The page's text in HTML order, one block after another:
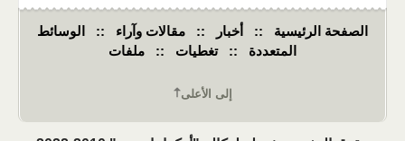
الصفحة الرئيسية :: أخبار :: مقالات وآراء ::
الوسائط
المتعددة
:: تغطيات :: ملفات
إلى الأعلى